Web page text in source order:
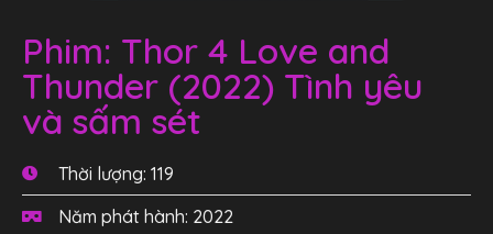
Phim: Thor 4 Love and
Thunder (2022) Tình yêu
và sấm sét
Thời lượng: 119
Năm phát hành: 2022